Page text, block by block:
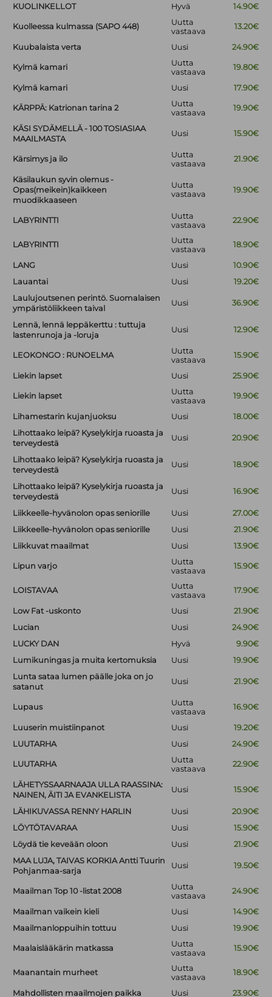
KUOLINKELLOT Hyvä 14.90€
Kuolleessa kulmassa (SAPO 448)
Uutta
vastaava
13.20€
Kuubalaista verta Uusi 24.90€
Kylmä kamari
Uutta
vastaava
19.80€
Kylmä kamari Uusi 17.90€
KÄRPPÄ: Katrionan tarina 2
Uutta
vastaava
19.90€
KÄSI SYDÄMELLÄ - 100 TOSIASIAA
MAAILMASTA
Uusi 15.90€
Kärsimys ja ilo
Uutta
vastaava
21.90€
Käsilaukun syvin olemus -
Opas(meikein)kaikkeen
muodikkaaseen
Uutta
vastaava
19.90€
LABYRINTTI
Uutta
vastaava
22.90€
LABYRINTTI
Uutta
vastaava
18.90€
LANG Uusi
10.90€
Lauantai
Uusi
19.20€
Laulujoutsenen perintö. Suomalaisen
ympäristöliikkeen taival
Uusi 36.90€
Lennä, lennä leppäkerttu : tuttuja
lastenrunoja ja -loruja
Uusi 12.90€
LEOKONGO : RUNOELMA
Uutta
vastaava
15.90€
Liekin lapset Uusi 25.90€
Liekin lapset
Uutta
vastaava
19.90€
Lihamestarin kujanjuoksu Uusi
18.00€
Lihottaako leipä? Kyselykirja ruoasta ja
terveydestä
Uusi 20.90€
Lihottaako leipä? Kyselykirja ruoasta ja
terveydestä
Uusi 18.90€
Lihottaako leipä? Kyselykirja ruoasta ja
terveydestä
Uusi 16.90€
Liikkeelle-hyvänolon opas seniorille Uusi
27.00€
Liikkeelle-hyvänolon opas seniorille
Uusi
21.90€
Liikkuvat maailmat
Uusi 13.90€
Lipun varjo
Uutta
vastaava
15.90€
LOISTAVAA
Uutta
vastaava
17.90€
Low Fat -uskonto Uusi
21.90€
Lucian
Uusi
24.90€
LUCKY DAN
Hyvä
9.90€
Lumikuningas ja muita kertomuksia
Uusi
19.90€
Lunta sataa lumen päälle joka on jo
satanut
Uusi 21.90€
Lupaus
Uutta
vastaava
16.90€
Luuserin muistiinpanot Uusi
19.20€
LUUTARHA
Uusi 24.90€
LUUTARHA
Uutta
vastaava
22.90€
LÄHETYSSAARNAAJA ULLA RAASSINA:
NAINEN, ÄITI JA EVANKELISTA
Uusi 15.90€
LÄHIKUVASSA RENNY HARLIN Uusi
20.90€
LÖYTÖTAVARAA
Uusi
15.90€
Löydä tie keveään oloon
Uusi
21.90€
MAA LUJA, TAIVAS KORKIA Antti Tuurin
Pohjanmaa-sarja
Uusi 19.50€
Maailman Top 10 -listat 2008
Uutta
vastaava
24.90€
Maailman vaikein kieli Uusi
14.90€
Maailmanloppuihin tottuu
Uusi 19.90€
Maalaislääkärin matkassa
Uutta
vastaava
15.90€
Maanantain murheet
Uutta
vastaava
18.90€
Mahdollisten maailmojen paikka Uusi
23.90€